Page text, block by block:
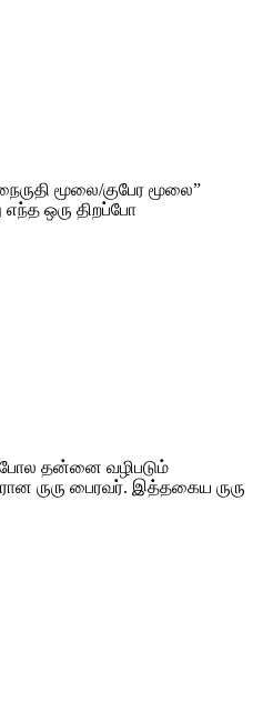
மூலை/குபேர மூலை”
ஒரு திறப்போ
போல தன்னை வழிபடும்
ருரு பைரவர். இத்தகைய ருரு